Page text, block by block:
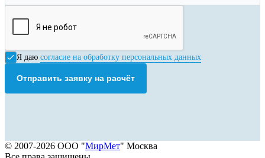
Я даю согласие на обработку персональных данных
Отправить заявку на расчёт
© 2007-2026 ООО "МирМет" Москва